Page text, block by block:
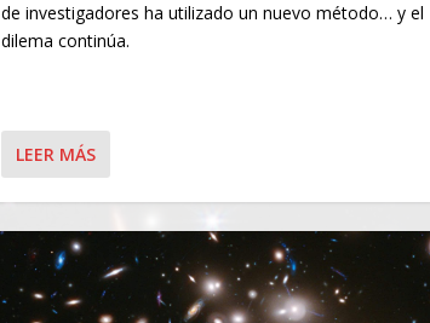
de investigadores ha utilizado un nuevo método… y el
dilema continúa.
LEER MÁS